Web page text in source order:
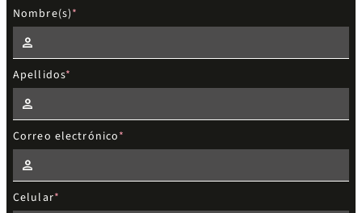
Nombre(s)
Apellidos
Correo electrónico
Celular